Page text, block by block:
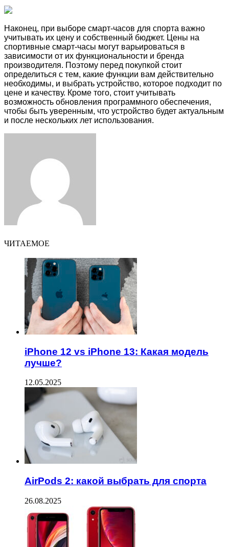
Наконец, при выборе смарт-часов для спорта важно
учитывать их цену и собственный бюджет. Цены на
спортивные смарт-часы могут варьироваться в
зависимости от их функциональности и бренда
производителя. Поэтому перед покупкой стоит
определиться с тем, какие функции вам действительно
необходимы, и выбрать устройство, которое подходит по
цене и качеству. Кроме того, стоит учитывать
возможность обновления программного обеспечения,
чтобы быть уверенным, что устройство будет актуальным
и после нескольких лет использования.
ЧИТАЕМОЕ
iPhone 12 vs iPhone 13: Какая модель
лучше?
12.05.2025
AirPods 2: какой выбрать для спорта
26.08.2025